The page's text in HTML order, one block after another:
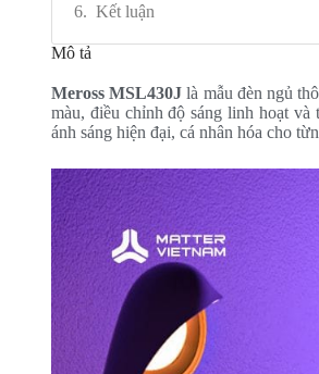
Kết luận
Mô tả
Meross MSL430J là mẫu đèn ngủ
màu, điều chỉnh độ sáng linh hoạt
ánh sáng hiện đại, cá nhân hóa cho